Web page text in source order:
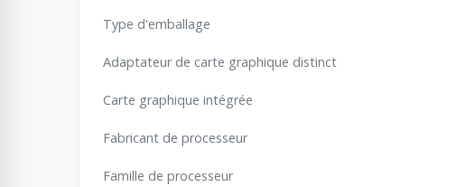
Type d'emballage
Adaptateur de carte graphique distinct
Carte graphique intégrée
Fabricant de processeur
Famille de processeur